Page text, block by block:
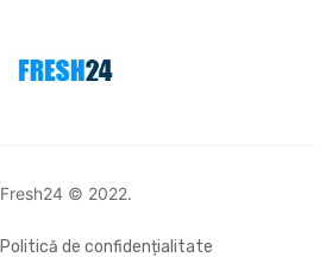
Fresh24 © 2022.
Politică de confidențialitate